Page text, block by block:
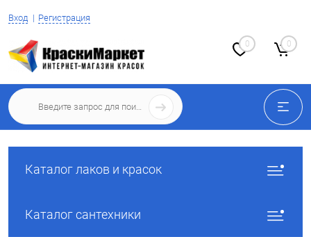
Вход Регистрация
0 0
Каталог лаков и красок
Каталог сантехники